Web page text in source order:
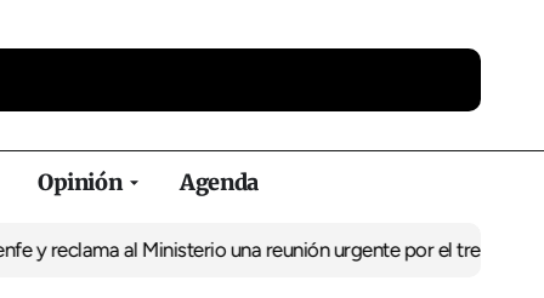
Opinión Agenda
al Ministerio una reunión urgente por el trenEl BNG exige la